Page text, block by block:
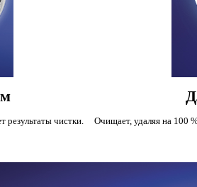
результаты чистки. Очищает, удаляя на 100